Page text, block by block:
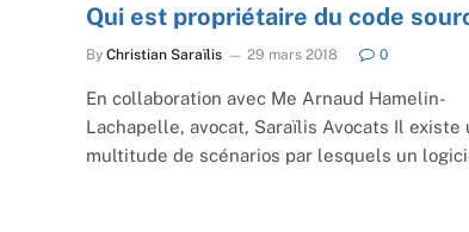
Qui est propriétaire du code
By Christian Saraïlis 29 mars 2018 0
En collaboration avec Me Arnaud Hamelin-
Lachapelle, avocat, Saraïlis Avocats Il existe
multitude de scénarios par lesquels un